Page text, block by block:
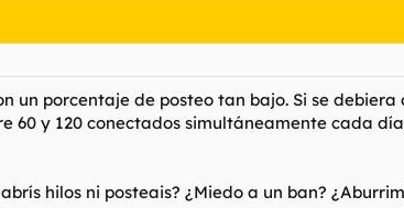
un porcentaje de posteo tan bajo. Si se
60 y 120 conectados simultáneamente cada
hilos ni posteais? ¿Miedo a un ban?